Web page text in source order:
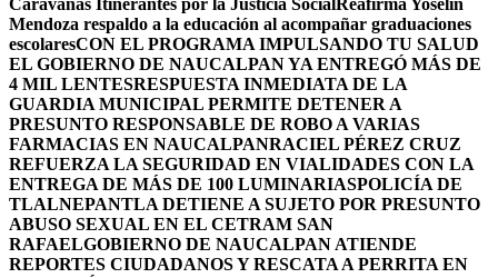
Caravanas Itinerantes por la Justicia SocialReafirma Yoselin
Mendoza respaldo a la educación al acompañar graduaciones
escolaresCON EL PROGRAMA IMPULSANDO TU SALUD
EL GOBIERNO DE NAUCALPAN YA ENTREGÓ MÁS DE
4 MIL LENTESRESPUESTA INMEDIATA DE LA
GUARDIA MUNICIPAL PERMITE DETENER A
PRESUNTO RESPONSABLE DE ROBO A VARIAS
FARMACIAS EN NAUCALPANRACIEL PÉREZ CRUZ
REFUERZA LA SEGURIDAD EN VIALIDADES CON LA
ENTREGA DE MÁS DE 100 LUMINARIASPOLICÍA DE
TLALNEPANTLA DETIENE A SUJETO POR PRESUNTO
ABUSO SEXUAL EN EL CETRAM SAN
RAFAELGOBIERNO DE NAUCALPAN ATIENDE
REPORTES CIUDADANOS Y RESCATA A PERRITA EN